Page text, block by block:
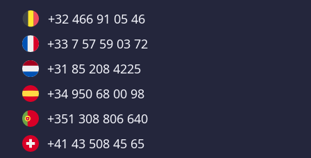
+32 466 91 05 46
+33 7 57 59 03 72
+31 85 208 4225
+34 950 68 00 98
+351 308 806 640
+41 43 508 45 65